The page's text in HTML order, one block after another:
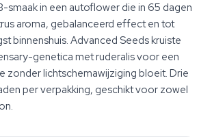
smaak in een autoflower die in 65 dagen
aroma, gebalanceerd effect en tot
binnenshuis. Advanced Seeds kruiste
genetica met ruderalis voor een
zonder lichtschemawijziging bloeit. Drie
per verpakking, geschikt voor zowel